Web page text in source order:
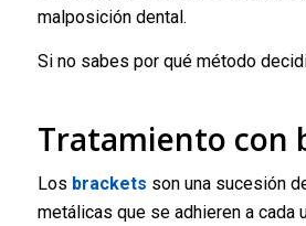
malposición dental.
Si no sabes por qué método
Tratamiento con
Los brackets son una sucesión
metálicas que se adhieren a cada